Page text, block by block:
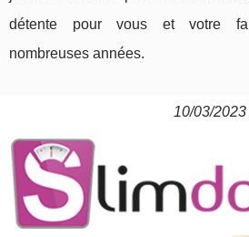
détente pour vous et votre
nombreuses années.
10/03/